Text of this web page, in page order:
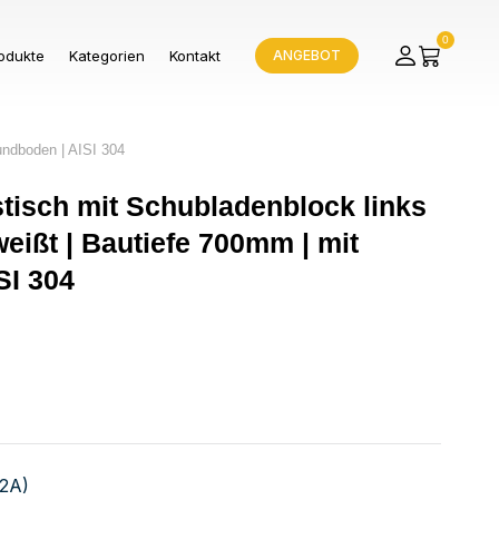
Kategorien Kontakt ANGEBOT
0
| AISI 304
mit Schubladenblock links
| Bautiefe 700mm | mit
304